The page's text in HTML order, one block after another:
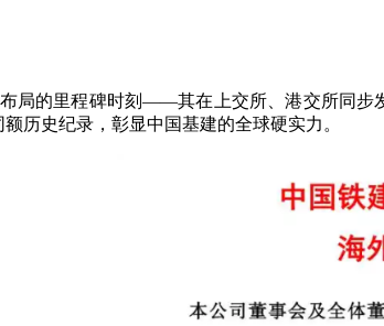
局的里程碑时刻——其在上交所、港交所同
历史纪录，彰显中国基建的全球硬实力。